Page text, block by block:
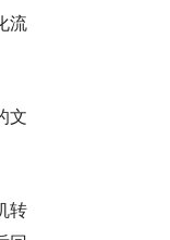
流
文
转